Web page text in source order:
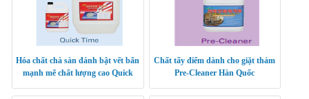
Hóa chất chà sàn đánh bật vết bẩn
mạnh mẽ chất lượng cao Quick
Chất tẩy điểm dành cho giặt thảm
Pre-Cleaner Hàn Quốc